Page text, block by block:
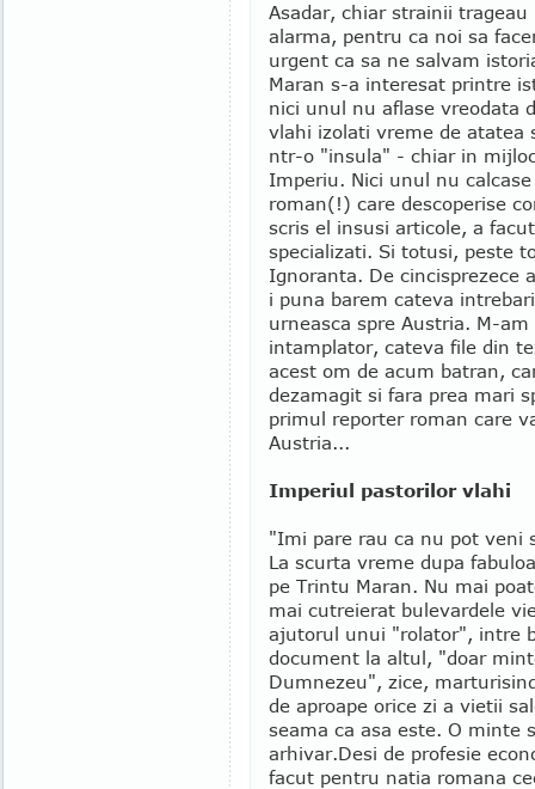
Asadar, chiar strainii trageau
alarma, pentru ca noi sa
urgent ca sa ne salvam
Maran s-a interesat printre
nici unul nu aflase vreodata
vlahi izolati vreme de atatea
ntr-o "insula" - chiar in
Imperiu. Nici unul nu
roman(!) care descoperise
scris el insusi articole, a
specializati. Si totusi, peste
Ignoranta. De cincisprezece
i puna barem cateva
urneasca spre Austria. M-
intamplator, cateva file din
acest om de acum batran,
dezamagit si fara prea mari
primul reporter roman care
Austria...
Imperiul pastorilor vlahi
"Imi pare rau ca nu pot veni
La scurta vreme dupa
pe Trintu Maran. Nu mai
mai cutreierat bulevardele
ajutorul unui "rolator", intre
document la altul, "doar
Dumnezeu", zice,
de aproape orice zi a vietii
seama ca asa este. O minte
arhivar.Desi de profesie
facut pentru natia romana